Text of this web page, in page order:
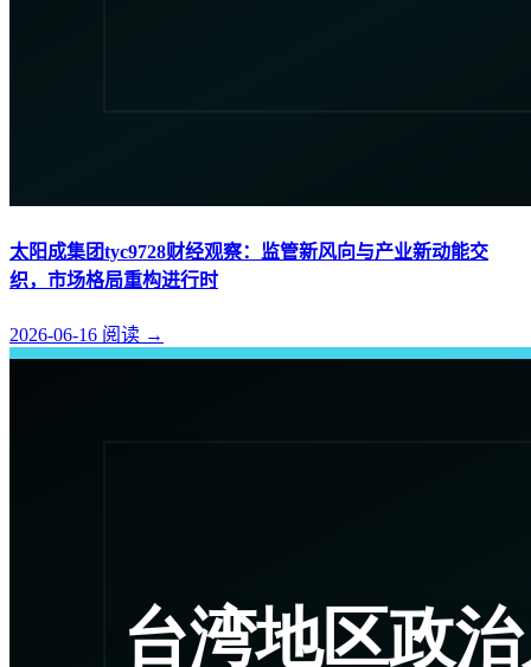
太阳成集团tyc9728财经观察：监管新风向与产业新动能交
织，市场格局重构进行时
2026-06-16 阅读 →